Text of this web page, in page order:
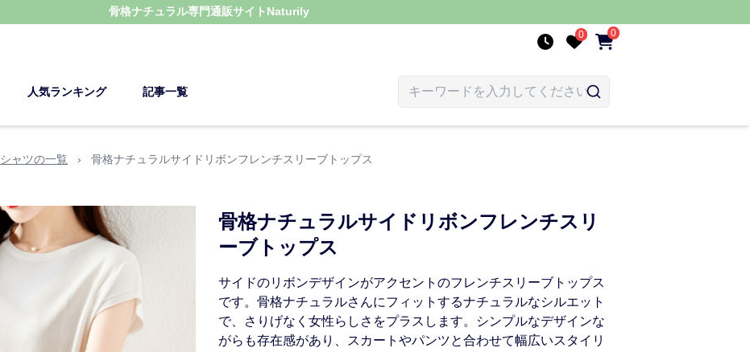
骨格ナチュラル専門通販サイト Naturily
0 0
人気ランキング 記事一覧
シャツの一覧 › 骨格ナチュラルサイドリボンフレンチスリーブトップス
骨格ナチュラルサイドリボンフレンチスリ
ーブトップス
サイドのリボンデザインがアクセントのフレンチスリーブトップス
です。骨格ナチュラルさんにフィットするナチュラルなシルエット
で、さりげなく女性らしさをプラスします。シンプルなデザインな
がらも存在感があり、スカートやパンツと合わせて幅広いスタイリ